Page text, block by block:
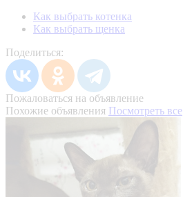
Как выбрать котенка
Как выбрать щенка
Поделиться:
Пожаловаться на объявление
Похожие объявления Посмотреть все